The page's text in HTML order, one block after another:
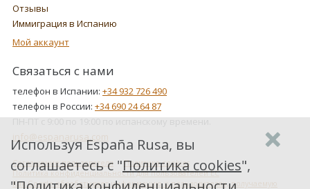
Отзывы
Иммиграция в Испанию
Мой аккаунт
Связаться с нами
телефон в Испании: +34 932 726 490
телефон в России: +34 690 24 64 87
ПН-ПТ с 9:00 по 19:00 по испанскому времени.
info@espanarusa.com
Соглашение пользователя
Политика cookies
Политика конфиденциальности для пользователей ЕС
Как Google обрабатывает информацию о пользователях, получаемую
Используя España Rusa, вы
соглашаетесь с "Политика cookies",